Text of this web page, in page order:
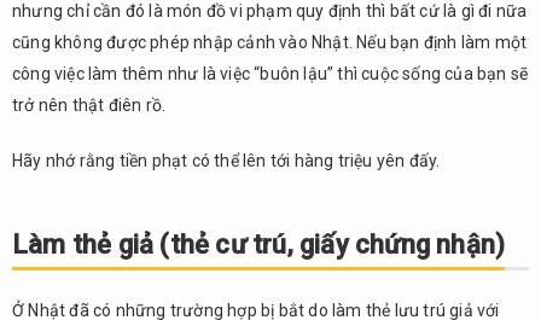
nhưng chỉ cần đó là món đồ vi phạm quy định thì bất cứ là gì đi nữa
cũng không được phép nhập cảnh vào Nhật. Nếu bạn định làm một
công việc làm thêm như là việc “buôn lậu” thì cuộc sống của bạn sẽ
trở nên thật điên rồ.
Hãy nhớ rằng tiền phạt có thể lên tới hàng triệu yên đấy.
Làm thẻ giả (thẻ cư trú, giấy chứng nhận)
Ở Nhật đã có những trường hợp bị bắt do làm thẻ lưu trú giả với